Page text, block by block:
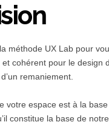
méthode UX Lab pour
cohérent pour le design
remaniement.
votre espace est à la
constitue la base de